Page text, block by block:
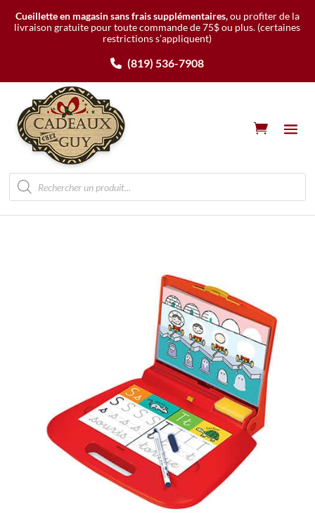
Cueillette en magasin sans frais supplémentaires,ou profiter de la
livraison gratuite pour toute commande de 75$ ou plus. (certaines
restrictions s’appliquent)
(819) 536-7908
Recherche
de
produits